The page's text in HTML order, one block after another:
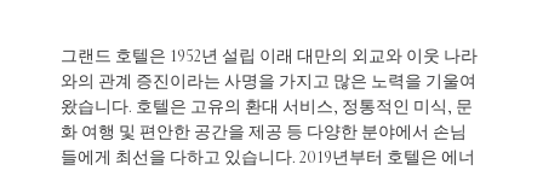
그랜드 호텔은 1952년 설립 이래 대만의 외교와 이웃 나라
와의 관계 증진이라는 사명을 가지고 많은 노력을 기울여
왔습니다. 호텔은 고유의 환대 서비스, 정통적인 미식, 문
화 여행 및 편안한 공간을 제공 등 다양한 분야에서 손님
들에게 최선을 다하고 있습니다. 2019년부터 호텔은 에너